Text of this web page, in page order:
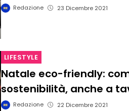
Redazione 23 Dicembre 2021
LIFESTYLE
Natale eco-friendly:
sostenibilità, anche a
Redazione 22 Dicembre 2021